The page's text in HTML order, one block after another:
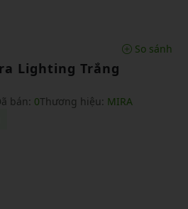
So sánh
Lighting Trắng
bán: 0Thương hiệu: MIRA